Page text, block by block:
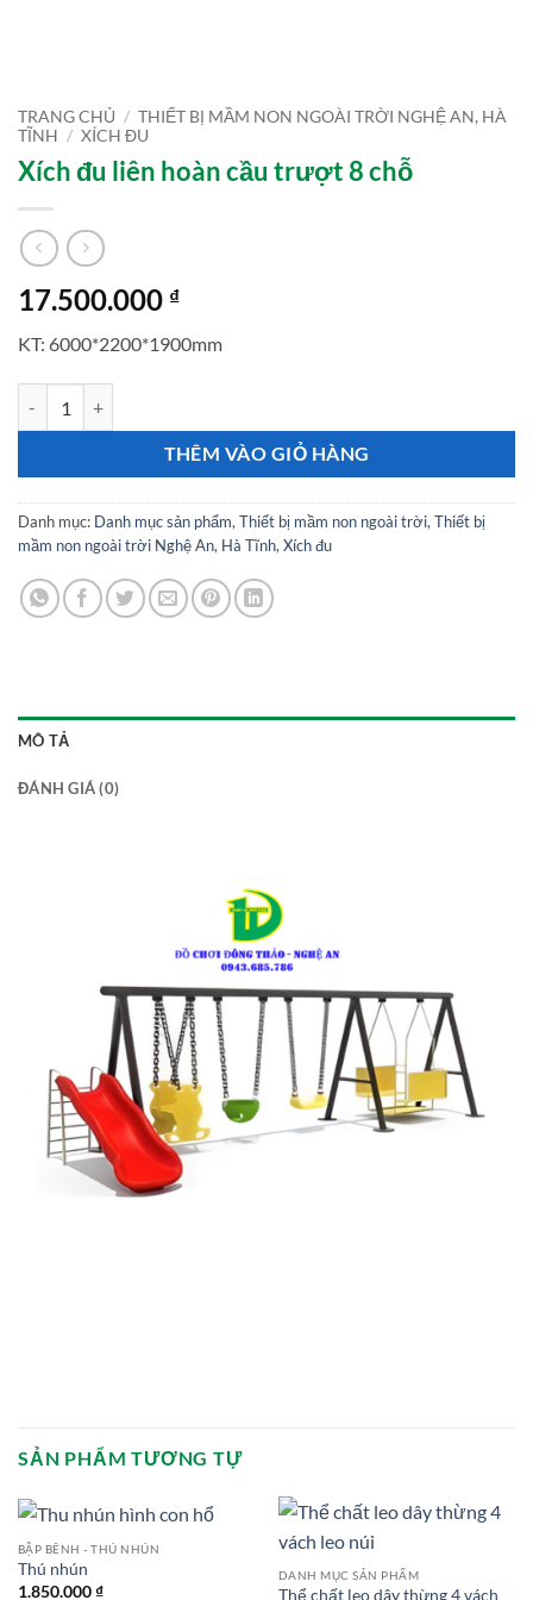
TRANG CHỦ / THIẾT BỊ MẦM NON NGOÀI TRỜI NGHỆ AN, HÀ
TĨNH / XÍCH ĐU
Xích đu liên hoàn cầu trượt 8 chỗ
17.500.000 ₫
KT: 6000*2200*1900mm
THÊM VÀO GIỎ HÀNG
Danh mục: Danh mục sản phẩm, Thiết bị mầm non ngoài trời, Thiết bị
mầm non ngoài trời Nghệ An, Hà Tĩnh, Xích đu
MÔ TẢ
ĐÁNH GIÁ (0)
SẢN PHẨM TƯƠNG TỰ
BẬP BÊNH - THÚ NHÚN
Thú nhún
1.850.000₫
DANH MỤC SẢN PHẨM
Thể chất leo dây thừng 4 vách